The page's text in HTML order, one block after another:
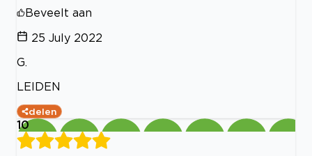
Beveelt aan
25 July 2022
G.
LEIDEN
delen
10